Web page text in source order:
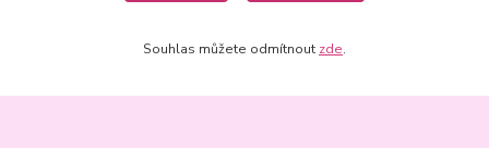
Souhlas můžete odmítnout zde.